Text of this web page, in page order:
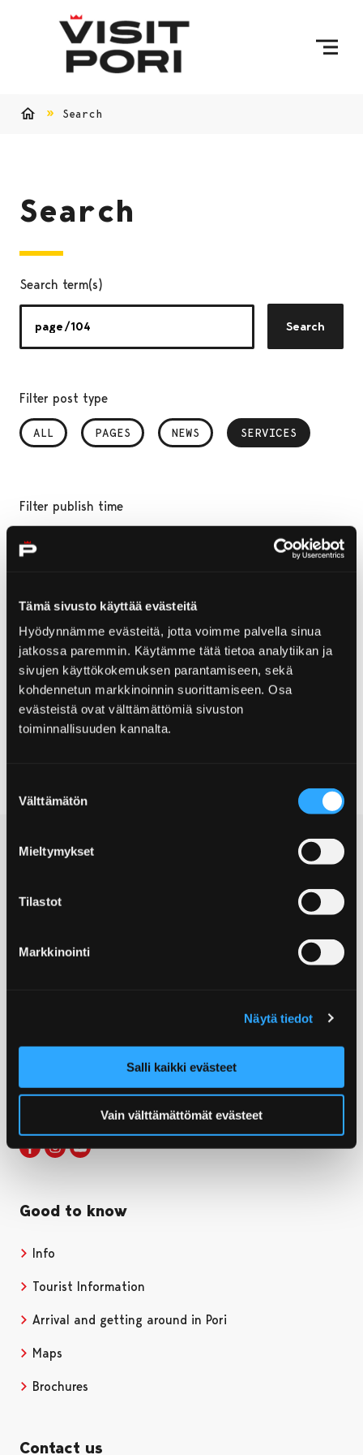
Tämä sivusto käyttää evästeitä
Hyödynnämme evästeitä, jotta voimme palvella sinua
jatkossa paremmin. Käytämme tätä tietoa analytiikan ja
sivujen käyttökokemuksen parantamiseen, sekä
kohdennetun markkinoinnin suorittamiseen. Osa
evästeistä ovat välttämättömiä sivuston
toiminnallisuuden kannalta.
valinta
Välttämätön
Mieltymykset
Tilastot
Markkinointi
Näytä tiedot
Salli kaikki evästeet
Vain välttämättömät evästeet
Search
Search
Search term(s)
Search
Filter post type
ALL PAGES NEWS SERVICES
, SELECTED
Filter publish time
Year, selection submits the form
Your search "page/104" returned 1 result
Home Services Keisari3 – Yyteri
Keisari3 - Yyteri
© City of Pori
firstname.lastname@pori.fi
Visit Pori in Facebook
Opens in a new tab
Visit Pori in Instagram
Opens in a new tab
Visit Pori in Youtube
Opens in a new tab
Good to know
Info
Tourist Information
Arrival and getting around in Pori
Maps
Brochures
Contact us